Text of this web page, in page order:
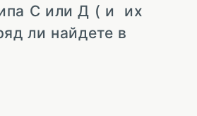
С или Д ( и их
ли найдете в